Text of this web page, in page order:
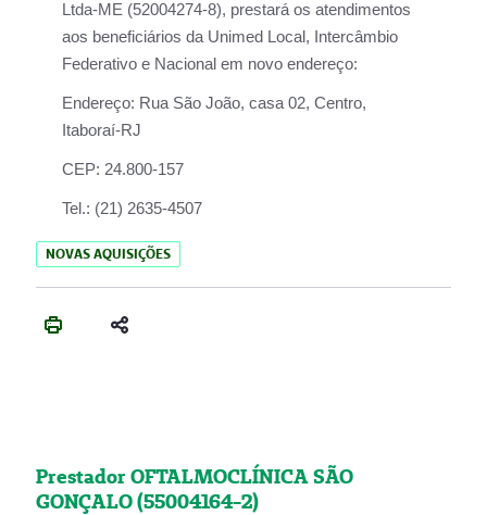
Ltda-ME (52004274-8), prestará os atendimentos
aos beneficiários da Unimed Local, Intercâmbio
Federativo e Nacional em novo endereço:
Endereço: Rua São João, casa 02, Centro,
Itaboraí-RJ
CEP: 24.800-157
Tel.: (21) 2635-4507
NOVAS AQUISIÇÕES
Prestador OFTALMOCLÍNICA SÃO
GONÇALO (55004164-2)